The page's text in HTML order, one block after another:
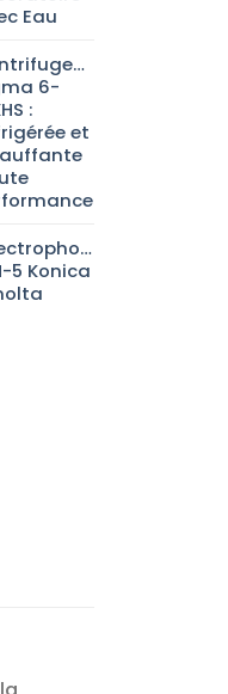
Eau
6-
:
et
5 Konica